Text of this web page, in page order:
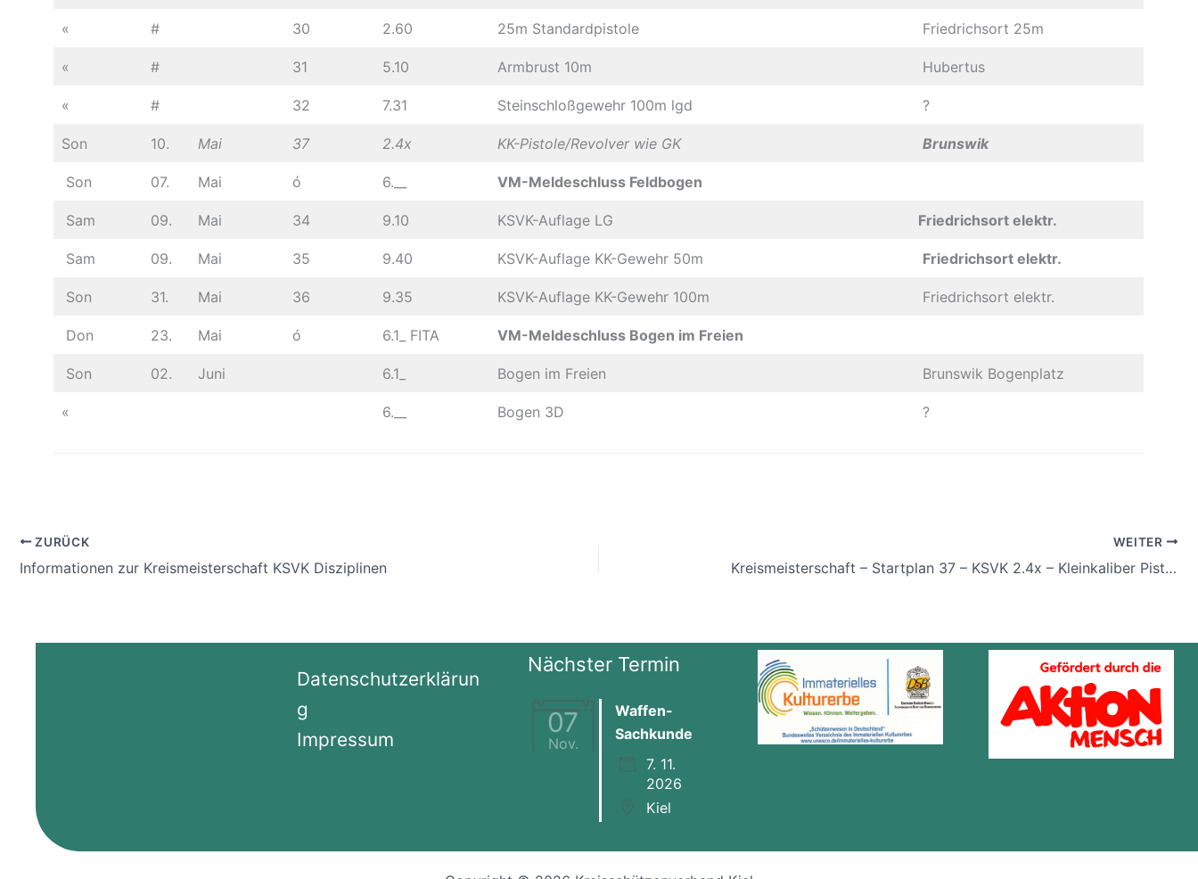
« # 30 2.60 25m Standardpistole Friedrichsort 25m
« # 31 5.10 Armbrust 10m Hubertus
« # 32 7.31 Steinschloßgewehr 100m lgd ?
Son 10. Mai 37 2.4x KK-Pistole/Revolver wie GK Brunswik
Son 07. Mai ó 6.__ VM-Meldeschluss Feldbogen
Sam 09. Mai 34 9.10 KSVK-Auflage LG Friedrichsort elektr.
Sam 09. Mai 35 9.40 KSVK-Auflage KK-Gewehr 50m Friedrichsort elektr.
Son 31. Mai 36 9.35 KSVK-Auflage KK-Gewehr 100m Friedrichsort elektr.
Don 23. Mai ó 6.1_ FITA VM-Meldeschluss Bogen im Freien
Son 02. Juni 6.1_ Bogen im Freien Brunswik Bogenplatz
« 6.__ Bogen 3D ?
ZURÜCK
Informationen zur Kreismeisterschaft KSVK Disziplinen
WEITER
Kreismeisterschaft – Startplan 37 – KSVK 2.4x – Kleinkaliber Pistole/Revolver wie Großkaliber 25m
Datenschutzerklärun
g
Impressum
Nächster Termin
07
Nov.
Waffen-
Sachkunde
7. 11.
2026
Kiel